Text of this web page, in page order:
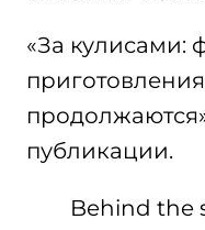
«За кулисами:
публикации.
Behind the